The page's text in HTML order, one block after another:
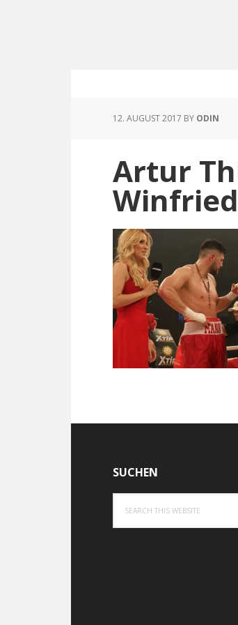
12. AUGUST 2017 BY ODIN
Artur
SUCHEN
this
website